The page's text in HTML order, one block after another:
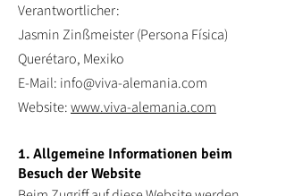
Verantwortlicher:
Jasmin Zinßmeister (Persona Física)
Querétaro, Mexiko
E-Mail: info@viva-alemania.com
Website:www.viva-alemania.com
1. Allgemeine Informationen beim
Besuch der Website